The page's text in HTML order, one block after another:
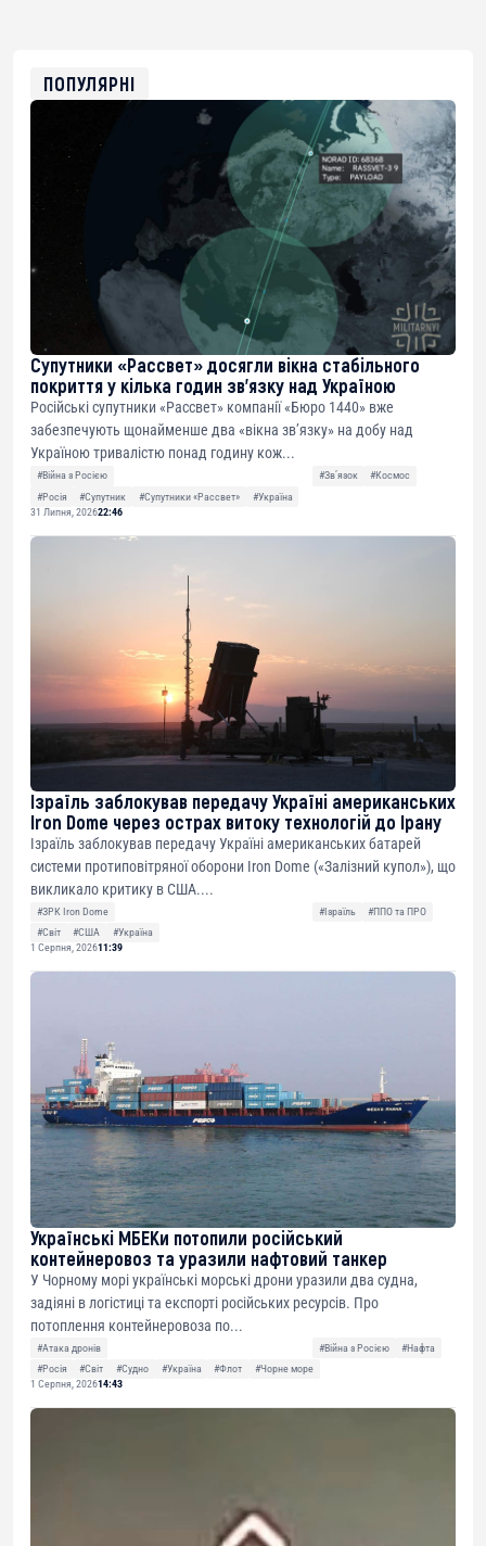
0xfD02863D3289416fcF50975c9DFda13623f97758
ПОПУЛЯРНІ
Супутники «Рассвет» досягли вікна стабільного
покриття у кілька годин зв’язку над Україною
Російські супутники «Рассвет» компанії «Бюро 1440» вже
забезпечують щонайменше два «вікна зв’язку» на добу над
Україною тривалістю понад годину кож...
#Війна з Росією #Звʼязок
#Космос
#Росія
#Супутник #Супутники «Рассвет»
#Україна
31 Липня, 202622:46
Ізраїль заблокував передачу Україні американських
Iron Dome через острах витоку технологій до Ірану
Ізраїль заблокував передачу Україні американських батарей
системи протиповітряної оборони Iron Dome («Залізний купол»), що
викликало критику в США....
#ЗРК Iron Dome #Ізраїль
#ППО та ПРО
#Світ
#США
#Україна
1 Серпня, 202611:39
Українські МБЕКи потопили російський
контейнеровоз та уразили нафтовий танкер
У Чорному морі українські морські дрони уразили два судна,
задіяні в логістиці та експорті російських ресурсів. Про
потоплення контейнеровоза по...
#Атака дронів #Війна з Росією
#Нафта
#Росія
#Світ #Судно #Україна #Флот
#Чорне море
1 Серпня, 202614:43